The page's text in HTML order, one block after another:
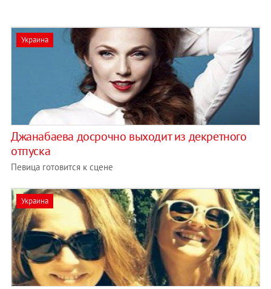
Украина
Джанабаева досрочно выходит из декретного
отпуска
Певица готовится к сцене
Украина